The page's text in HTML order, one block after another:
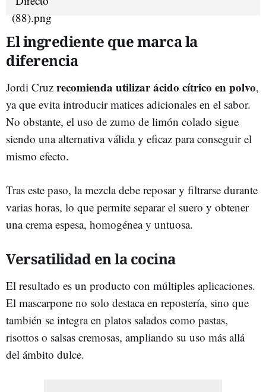
El ingrediente que marca la
diferencia
Jordi Cruz recomienda utilizar ácido cítrico en polvo,
ya que evita introducir matices adicionales en el sabor.
No obstante, el uso de zumo de limón colado sigue
siendo una alternativa válida y eficaz para conseguir el
mismo efecto.
Tras este paso, la mezcla debe reposar y filtrarse durante
varias horas, lo que permite separar el suero y obtener
una crema espesa, homogénea y untuosa.
Versatilidad en la cocina
El resultado es un producto con múltiples aplicaciones.
El mascarpone no solo destaca en repostería, sino que
también se integra en platos salados como pastas,
risottos o salsas cremosas, ampliando su uso más allá
del ámbito dulce.